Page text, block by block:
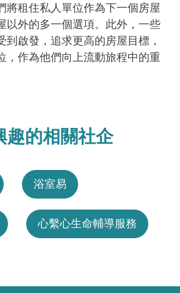
將租住私人單位作為下一個房屋
以外的多一個選項。此外，一些
到啟發，追求更高的房屋目標，
，作為他們向上流動旅程中的重
趣的相關社企
浴室易
心繫心生命輔導服務